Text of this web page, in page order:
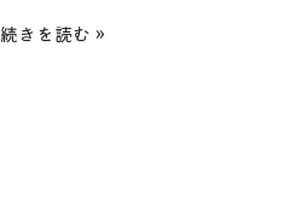
続きを読む »